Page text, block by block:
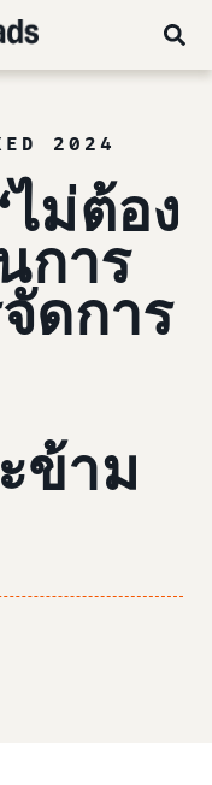
2024
ม่ต้อง
การ
ดการ
ข้าม